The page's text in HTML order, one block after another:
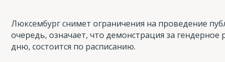
Люксембург снимет ограничения на проведение
очередь, означает, что демонстрация за
дню, состоится по расписанию.